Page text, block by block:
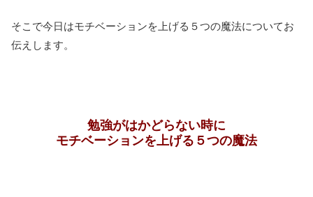
そこで今日はモチベーションを上げる５つの魔法についてお
伝えします。
勉強がはかどらない時に
モチベーションを上げる５つの魔法